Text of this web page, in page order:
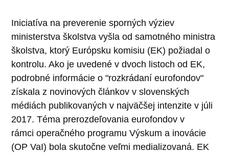
Iniciatíva na preverenie sporných výziev
ministerstva školstva vyšla od samotného ministra
školstva, ktorý Európsku komisiu (EK) požiadal o
kontrolu. Ako je uvedené v dvoch listoch od EK,
podrobné informácie o "rozkrádaní eurofondov"
získala z novinových článkov v slovenských
médiách publikovaných v najväčšej intenzite v júli
2017. Téma prerozdeľovania eurofondov v
rámci operačného programu Výskum a inovácie
(OP VaI) bola skutočne veľmi medializovaná. EK